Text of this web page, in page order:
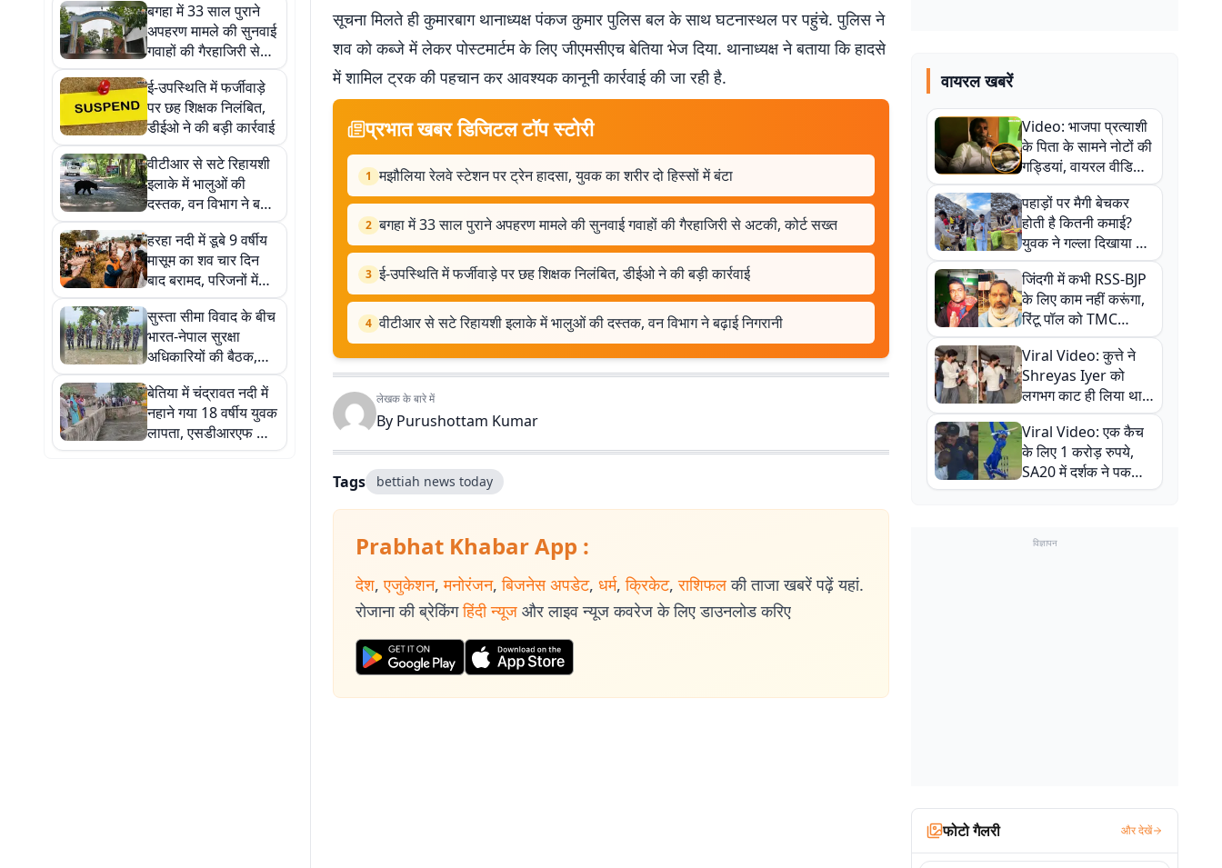
बगहा में 33 साल पुराने
अपहरण मामले की सुनवाई
गवाहों की गैरहाजिरी से
अटकी, कोर्ट सख्त
ई-उपस्थिति में फर्जीवाड़े
पर छह शिक्षक निलंबित,
डीईओ ने की बड़ी कार्रवाई
वीटीआर से सटे रिहायशी
इलाके में भालुओं की
दस्तक, वन विभाग ने बढ़ाई
निगरानी
हरहा नदी में डूबे 9 वर्षीय
मासूम का शव चार दिन
बाद बरामद, परिजनों में
मचा कोहराम
सुस्ता सीमा विवाद के बीच
भारत-नेपाल सुरक्षा
अधिकारियों की बैठक,
शांति और सहयोग पर जोर
बेतिया में चंद्रावत नदी में
नहाने गया 18 वर्षीय युवक
लापता, एसडीआरएफ को
दी गई सूचना
सूचना मिलते ही कुमारबाग थानाध्यक्ष पंकज कुमार पुलिस बल के साथ घटनास्थल पर पहुंचे. पुलिस ने
शव को कब्जे में लेकर पोस्टमार्टम के लिए जीएमसीएच बेतिया भेज दिया. थानाध्यक्ष ने बताया कि हादसे
में शामिल ट्रक की पहचान कर आवश्यक कानूनी कार्रवाई की जा रही है.
प्रभात खबर डिजिटल टॉप स्टोरी
1 मझौलिया रेलवे स्टेशन पर ट्रेन हादसा, युवक का शरीर दो हिस्सों में बंटा
2 बगहा में 33 साल पुराने अपहरण मामले की सुनवाई गवाहों की गैरहाजिरी से अटकी, कोर्ट सख्त
3 ई-उपस्थिति में फर्जीवाड़े पर छह शिक्षक निलंबित, डीईओ ने की बड़ी कार्रवाई
4 वीटीआर से सटे रिहायशी इलाके में भालुओं की दस्तक, वन विभाग ने बढ़ाई निगरानी
लेखक के बारे में
By Purushottam Kumar
Tags bettiah news today
Prabhat Khabar App :
देश, एजुकेशन, मनोरंजन, बिजनेस अपडेट, धर्म, क्रिकेट, राशिफल की ताजा खबरें पढ़ें यहां.
रोजाना की ब्रेकिंग हिंदी न्यूज और लाइव न्यूज कवरेज के लिए डाउनलोड करिए
वायरल खबरें
Video: भाजपा प्रत्याशी
के पिता के सामने नोटों की
गड्डियां, वायरल वीडियो
से राजनीति में उबाल,
अजित महतो बोले- TMC
की गंदी चाल
पहाड़ों पर मैगी बेचकर
होती है कितनी कमाई?
युवक ने गल्ला दिखाया तो
नौकरी वालों के खड़े हो गए
कान
जिंदगी में कभी RSS-BJP
के लिए काम नहीं करूंगा,
रिंटू पॉल को TMC
ऑफिस में ले जाकर पीटा,
Video वायरल
Viral Video: कुत्ते ने
Shreyas Iyer को
लगभग काट ही लिया था,
न्यूजीलैंड सीरीज से पहले
बाल-बाल बचे
Viral Video: एक कैच
के लिए 1 करोड़ रुपये,
SA20 में दर्शक ने पकड़ा
एक हाथ से गजब का कैच
विज्ञापन
फोटो गैलरी और देखें